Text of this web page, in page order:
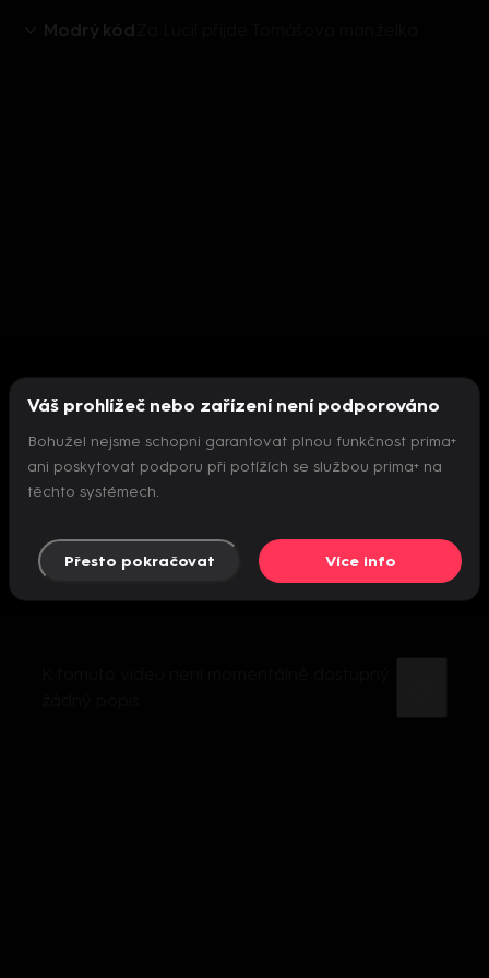
Modrý kód
Nepodařilo se inicializovat přehrávač
Váš prohlížeč nebo zařízení není podporováno
Bohužel nejsme schopni garantovat plnou funkčnost prima+
ani poskytovat podporu při potížích se službou prima+ na
těchto systémech.
Přesto pokračovat Více info